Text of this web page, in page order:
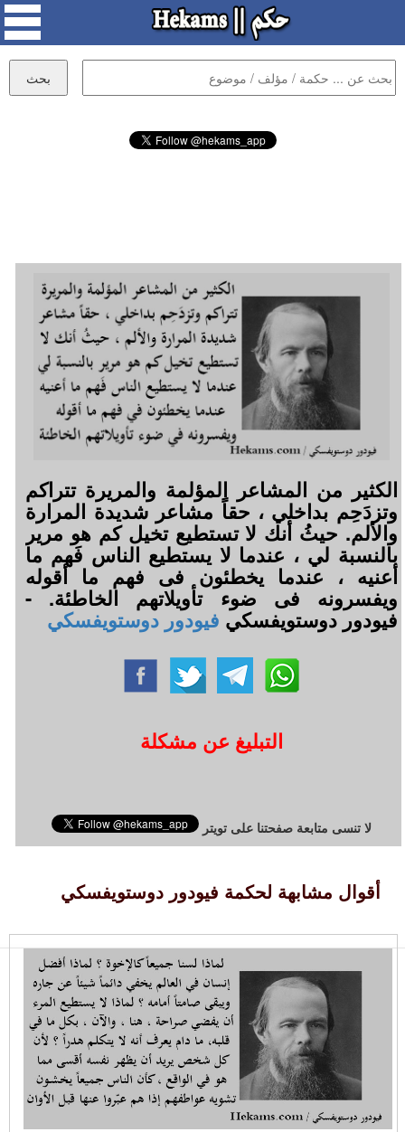
الكثير من المشاعر المؤلمة والمريرة تتراكم
وتزدَحِم بداخلي ، حقاً مشاعر شديدة المرارة
والألم. حيثُ أنك لا تستطيع تخيل كم هو مرير
بالنسبة لي ، عندما لا يستطيع الناس فَهم ما
أعنيه ، عندما يخطئون فى فهم ما أقوله
ويفسرونه فى ضوء تأويلاتهم الخاطئة. -
فيودور دوستويفسكي فيودور دوستويفسكي
التبليغ عن مشكلة
لا تنسى متابعة صفحتنا على تويتر
أقوال مشابهة لحكمة فيودور دوستويفسكي